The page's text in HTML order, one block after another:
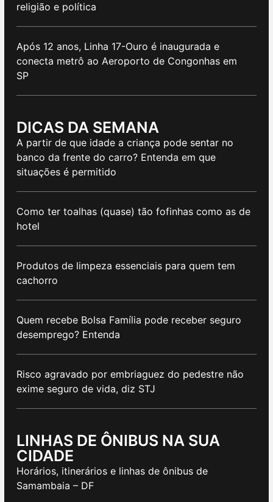
religião e política
Após 12 anos, Linha 17-Ouro é inaugurada e
conecta metrô ao Aeroporto de Congonhas em
SP
DICAS DA SEMANA
A partir de que idade a criança pode sentar no
banco da frente do carro? Entenda em que
situações é permitido
Como ter toalhas (quase) tão fofinhas como as de
hotel
Produtos de limpeza essenciais para quem tem
cachorro
Quem recebe Bolsa Família pode receber seguro
desemprego? Entenda
Risco agravado por embriaguez do pedestre não
exime seguro de vida, diz STJ
LINHAS DE ÔNIBUS NA SUA
CIDADE
Horários, itinerários e linhas de ônibus de
Samambaia – DF